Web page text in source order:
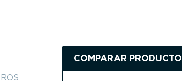
COMPARAR PRODUCTO